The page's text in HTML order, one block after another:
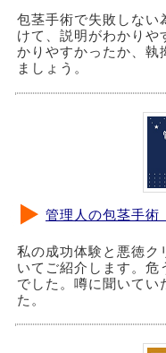
包茎手術で失敗しない
けて、説明がわかりや
かりやすかったか、執
ましょう。
管理人の包茎手術
私の成功体験と悪徳ク
いてご紹介します。危
でした。噂に聞いてい
た。